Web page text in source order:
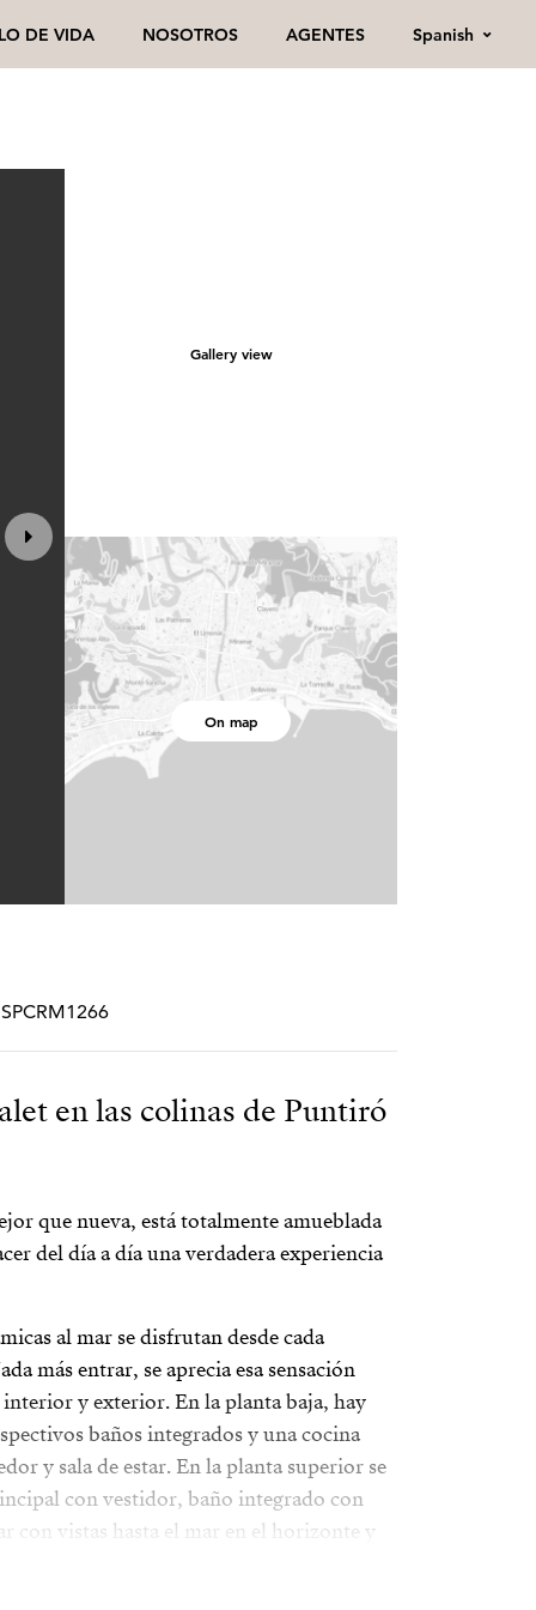
DE VIDA NOSOTROS AGENTES Spanish
Gallery view
On map
en las colinas de Puntiró
que nueva, está totalmente amueblada
del día a día una verdadera experiencia
al mar se disfrutan desde cada
más entrar, se aprecia esa sensación
y exterior. En la planta baja, hay
baños integrados y una cocina
y sala de estar. En la planta superior se
con vestidor, baño integrado con
con vistas hasta el mar en el horizonte y
exterior de esa planta está hecho para